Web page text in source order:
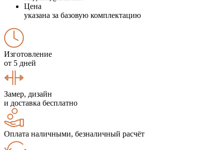
Цена
указана за базовую комплектацию
Изготовление
от 5 дней
Замер, дизайн
и доставка бесплатно
Оплата наличными, безналичный расчёт